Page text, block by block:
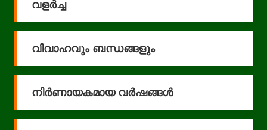
വളർച്ച
വിവാഹവും ബന്ധങ്ങളും
നിര്‍ണായകമായ വര്‍ഷങ്ങള്‍